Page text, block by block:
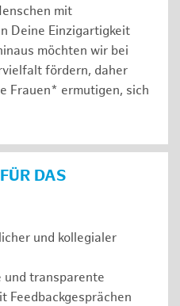
mit
Deine Einzigartigkeit
möchten wir bei
fördern, daher
Frauen* ermutigen, sich
DAS
und kollegialer
und transparente
Feedbackgesprächen